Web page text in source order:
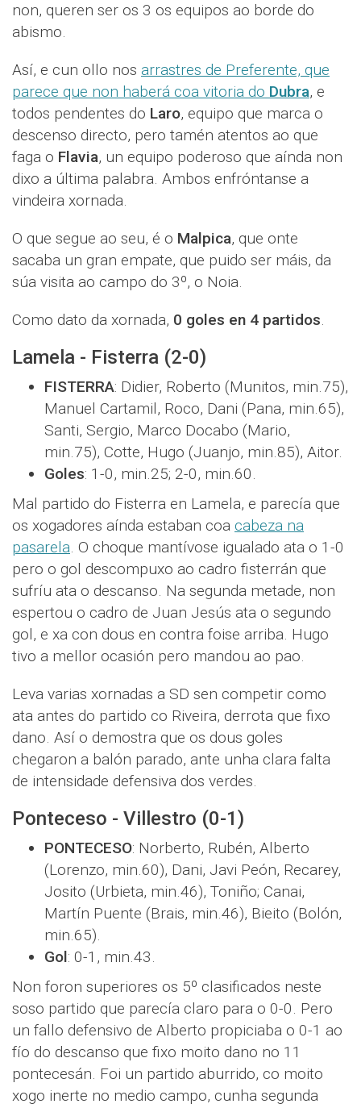
non, queren ser os 3 os equipos ao borde do
abismo.
Así, e cun ollo nos arrastres de Preferente, que
parece que non haberá coa vitoria do Dubra, e
todos pendentes do Laro, equipo que marca o
descenso directo, pero tamén atentos ao que
faga o Flavia, un equipo poderoso que aínda non
dixo a última palabra. Ambos enfróntanse a
vindeira xornada.
O que segue ao seu, é o Malpica, que onte
sacaba un gran empate, que puido ser máis, da
súa visita ao campo do 3º, o Noia.
Como dato da xornada, 0 goles en 4 partidos.
Lamela - Fisterra (2-0)
FISTERRA: Didier, Roberto (Munitos, min.75),
Manuel Cartamil, Roco, Dani (Pana, min.65),
Santi, Sergio, Marco Docabo (Mario,
min.75), Cotte, Hugo (Juanjo, min.85), Aitor.
Goles: 1-0, min.25; 2-0, min.60.
Mal partido do Fisterra en Lamela, e parecía que
os xogadores aínda estaban coa cabeza na
pasarela. O choque mantívose igualado ata o 1-0
pero o gol descompuxo ao cadro fisterrán que
sufríu ata o descanso. Na segunda metade, non
espertou o cadro de Juan Jesús ata o segundo
gol, e xa con dous en contra foise arriba. Hugo
tivo a mellor ocasión pero mandou ao pao.
Leva varias xornadas a SD sen competir como
ata antes do partido co Riveira, derrota que fixo
dano. Así o demostra que os dous goles
chegaron a balón parado, ante unha clara falta
de intensidade defensiva dos verdes.
Ponteceso - Villestro (0-1)
PONTECESO: Norberto, Rubén, Alberto
(Lorenzo, min.60), Dani, Javi Peón, Recarey,
Josito (Urbieta, min.46), Toniño; Canai,
Martín Puente (Brais, min.46), Bieito (Bolón,
min.65).
Gol: 0-1, min.43.
Non foron superiores os 5º clasificados neste
soso partido que parecía claro para o 0-0. Pero
un fallo defensivo de Alberto propiciaba o 0-1 ao
fío do descanso que fixo moito dano no 11
pontecesán. Foi un partido aburrido, co moito
xogo inerte no medio campo, cunha segunda